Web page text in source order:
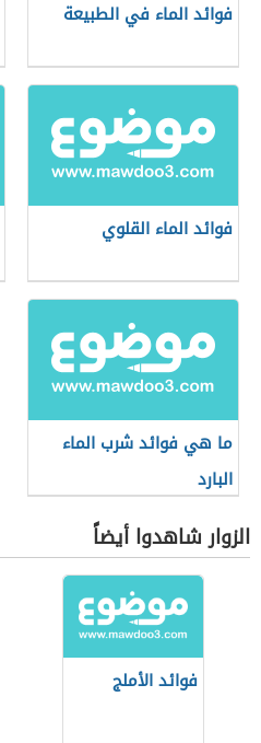
فوائد الماء في الطبيعة
فوائد الماء القلوي
ما هي فوائد شرب الماء
البارد
الزوار شاهدوا أيضاً
فوائد الأملج